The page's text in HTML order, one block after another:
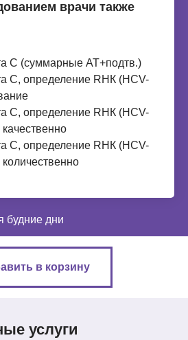
врачи также
С (суммарные АТ+подтв.)
C, определение RНК (HCV-
C, определение RНК (HCV-
C, определение RНК (HCV-
будние дни
в корзину
услуги